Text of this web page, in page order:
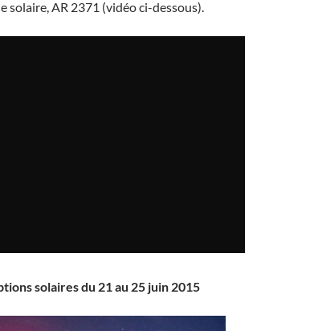
solaire, AR 2371 (vidéo ci-dessous).
solaires du 21 au 25 juin 2015